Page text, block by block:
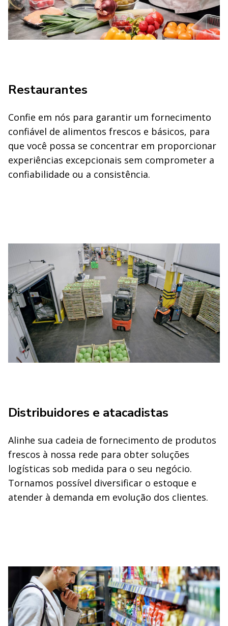
Restaurantes
Confie em nós para garantir um fornecimento
confiável de alimentos frescos e básicos, para
que você possa se concentrar em proporcionar
experiências excepcionais sem comprometer a
confiabilidade ou a consistência.
Distribuidores e atacadistas
Alinhe sua cadeia de fornecimento de produtos
frescos à nossa rede para obter soluções
logísticas sob medida para o seu negócio.
Tornamos possível diversificar o estoque e
atender à demanda em evolução dos clientes.